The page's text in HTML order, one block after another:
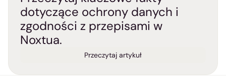
dotyczące ochrony danych i
zgodności z przepisami w
Noxtua.
Przeczytaj artykuł